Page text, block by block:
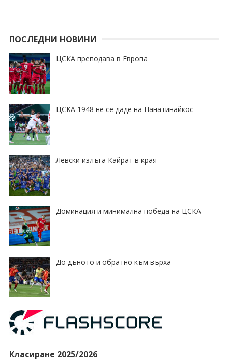
ПОСЛЕДНИ НОВИНИ
ЦСКА преподава в Европа
ЦСКА 1948 не се даде на Панатинайкос
Левски излъга Кайрат в края
Доминация и минимална победа на ЦСКА
До дъното и обратно към върха
Класиране 2025/2026